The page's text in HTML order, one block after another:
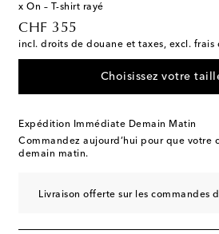
x On – T-shirt rayé
CHF 355
original price
incl. droits de douane et taxes, excl. frais
Choisissez votre
Expédition Immédiate Demain Matin
Commandez aujourd’hui pour que votre
demain matin.
Livraison offerte sur les commandes